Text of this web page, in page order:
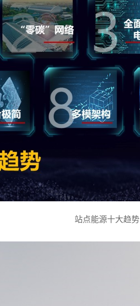
站点能源十大趋势